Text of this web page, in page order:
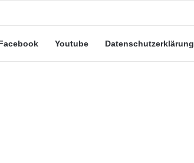
oder echte Vorteile?
Youtube Datenschutzerklärung